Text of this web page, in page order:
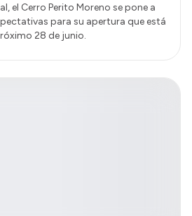
el Cerro Perito Moreno se pone a
para su apertura que está
28 de junio.